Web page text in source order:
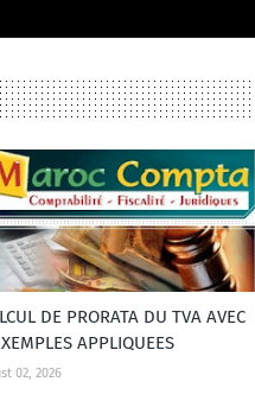
DE PRORATA DU TVA AVEC
APPLIQUEES
02, 2026